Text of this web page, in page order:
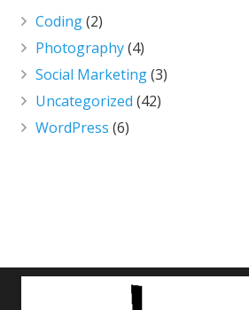
Coding(2)
Photography(4)
Social Marketing(3)
Uncategorized (42)
WordPress (6)